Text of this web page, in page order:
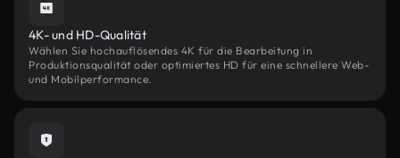
4K- und HD-Qualität
Wählen Sie hochauflösendes 4K für die Bearbeitung in
Produktionsqualität oder optimiertes HD für eine schnellere Web-
und Mobilperformance.